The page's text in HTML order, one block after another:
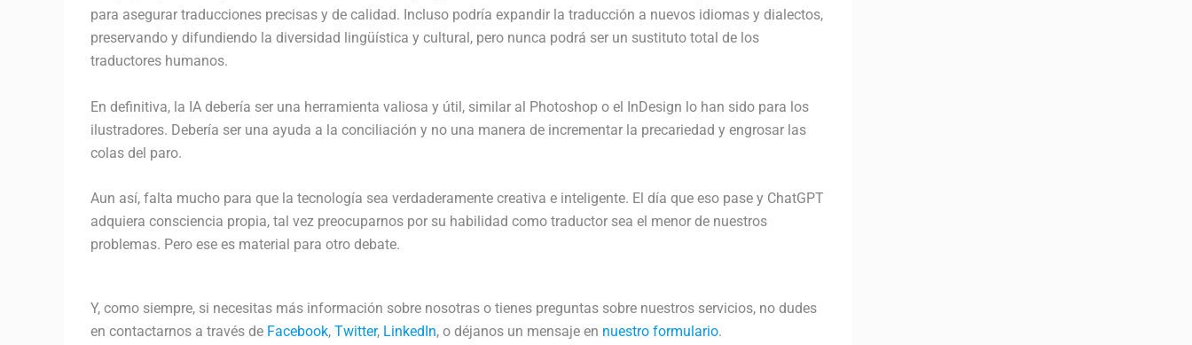
para asegurar traducciones precisas y de calidad. Incluso podría expandir la traducción a nuevos idiomas y dialectos,
preservando y difundiendo la diversidad lingüística y cultural, pero nunca podrá ser un sustituto total de los
traductores humanos.
En definitiva, la IA debería ser una herramienta valiosa y útil, similar al Photoshop o el InDesign lo han sido para los
ilustradores. Debería ser una ayuda a la conciliación y no una manera de incrementar la precariedad y engrosar las
colas del paro.
Aun así, falta mucho para que la tecnología sea verdaderamente creativa e inteligente. El día que eso pase y ChatGPT
adquiera consciencia propia, tal vez preocuparnos por su habilidad como traductor sea el menor de nuestros
problemas. Pero ese es material para otro debate.
Y, como siempre, si necesitas más información sobre nosotras o tienes preguntas sobre nuestros servicios, no dudes
en contactarnos a través de Facebook, Twitter, LinkedIn, o déjanos un mensaje en nuestro formulario.